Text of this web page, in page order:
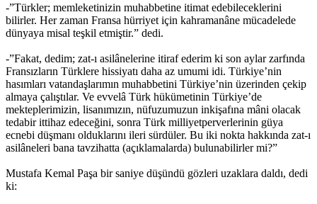
-”Türkler; memleketinizin muhabbetine itimat edebileceklerini
bilirler. Her zaman Fransa hürriyet için kahramanâne mücadelede
dünyaya misal teşkil etmiştir.” dedi.
-”Fakat, dedim; zat-ı asilânelerine itiraf ederim ki son aylar zarfında
Fransızların Türklere hissiyatı daha az umumi idi. Türkiye’nin
hasımları vatandaşlarımın muhabbetini Türkiye’nin üzerinden çekip
almaya çalıştılar. Ve evvelâ Türk hükümetinin Türkiye’de
mekteplerimizin, lisanımızın, nüfuzumuzun inkişafına mâni olacak
tedabir ittihaz edeceğini, sonra Türk milliyetperverlerinin güya
ecnebi düşmanı olduklarını ileri sürdüler. Bu iki nokta hakkında zat-ı
asilâneleri bana tavzihatta (açıklamalarda) bulunabilirler mi?”
Mustafa Kemal Paşa bir saniye düşündü gözleri uzaklara daldı, dedi
ki: